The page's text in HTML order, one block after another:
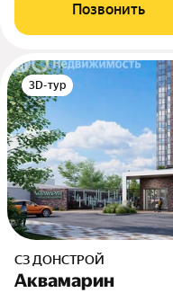
Позвонить
3D-тур
СЗ ДОНСТРОЙ
Аквамарин